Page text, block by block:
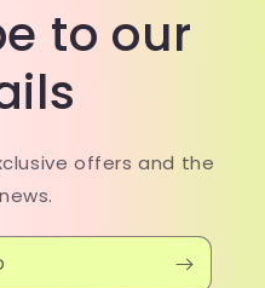
to our
offers and the